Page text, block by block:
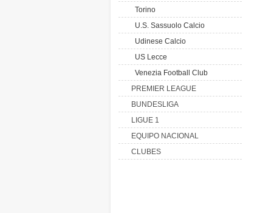
Torino
U.S. Sassuolo Calcio
Udinese Calcio
US Lecce
Venezia Football Club
PREMIER LEAGUE
BUNDESLIGA
LIGUE 1
EQUIPO NACIONAL
CLUBES